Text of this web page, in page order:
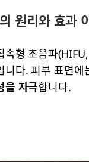
원리와 효과
속형 초음파
니다. 피부 표면에
을 자극합니다.